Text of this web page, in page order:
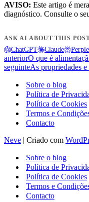
AVISO: Este artigo é
diagnóstico. Consulte o
ASK AI ABOUT THIS
ChatGPT Claude
anteriorO que é
seguinteAs propriedades
Sobre o blog
Política de
Política de Cookies
Termos e
Contacto
Neve | Criado com
Sobre o blog
Política de
Política de Cookies
Termos e
Contacto